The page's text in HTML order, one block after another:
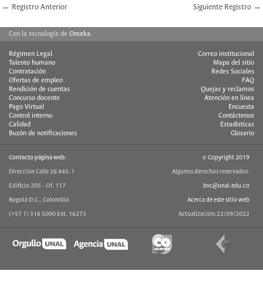
← Registro Anterior Siguiente Registro →
Con la tecnología de Omeka.
Régimen Legal
Talento humano
Contratación
Ofertas de empleo
Rendición de cuentas
Concurso docente
Pago Virtual
Control interno
Calidad
Buzón de notificaciones
Correo institucional
Mapa del sitio
Redes Sociales
FAQ
Quejas y reclamos
Atención en línea
Encuesta
Contáctenos
Estadísticas
Glosario
Contacto página web:
Dirección Calle 26 #45-1
Edificio 205 - Of. 117
Bogotá D.C., Colombia
(+57 1) 316 5000 Ext. 16273
© Copyright 2019
Algunos derechos reservados.
bvc@unal.edu.co
Acerca de este sitio web
Actualización:22/09/2022